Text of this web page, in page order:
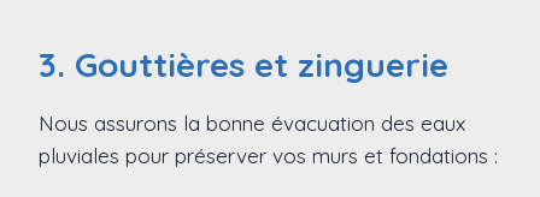
3. Gouttières et zinguerie
Nous assurons la bonne évacuation des eaux
pluviales pour préserver vos murs et fondations :